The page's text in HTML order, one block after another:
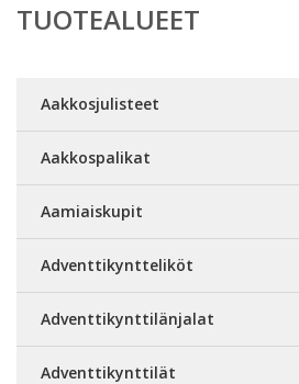
TUOTEALUEET
Aakkosjulisteet
Aakkospalikat
Aamiaiskupit
Adventtikyntteliköt
Adventtikynttilänjalat
Adventtikynttilät